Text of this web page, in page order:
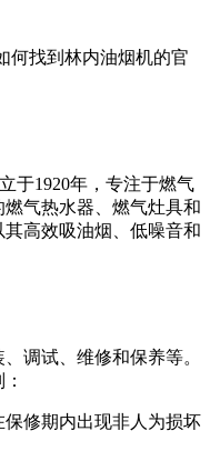
何找到林内油烟机的官
于1920年，专注于燃气
气热水器、燃气灶具和
高效吸油烟、低噪音和
调试、维修和保养等。
修期内出现非人为损坏